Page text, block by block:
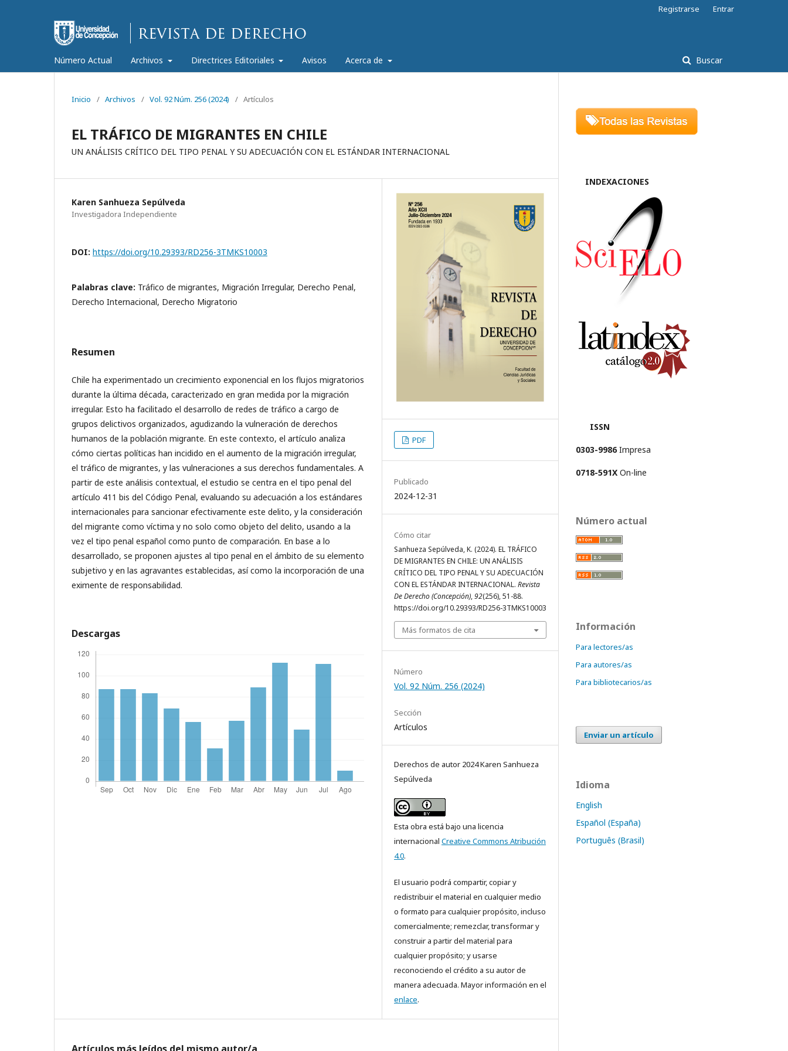
Número Actual Archivos Directrices Editoriales Avisos Acerca de Buscar
Registrarse Entrar
Inicio / Archivos / Vol. 92 Núm. 256 (2024) / Artículos
EL TRÁFICO DE MIGRANTES EN CHILE
UN ANÁLISIS CRÍTICO DEL TIPO PENAL Y SU ADECUACIÓN CON EL ESTÁNDAR INTERNACIONAL
Karen Sanhueza Sepúlveda
Investigadora Independiente
DOI: https://doi.org/10.29393/RD256-3TMKS10003
Palabras clave: Tráfico de migrantes, Migración Irregular, Derecho Penal,
Derecho Internacional, Derecho Migratorio
Resumen
Chile ha experimentado un crecimiento exponencial en los flujos migratorios
durante la última década, caracterizado en gran medida por la migración
irregular. Esto ha facilitado el desarrollo de redes de tráfico a cargo de
grupos delictivos organizados, agudizando la vulneración de derechos
humanos de la población migrante. En este contexto, el artículo analiza
cómo ciertas políticas han incidido en el aumento de la migración irregular,
el tráfico de migrantes, y las vulneraciones a sus derechos fundamentales. A
partir de este análisis contextual, el estudio se centra en el tipo penal del
artículo 411 bis del Código Penal, evaluando su adecuación a los estándares
internacionales para sancionar efectivamente este delito, y la consideración
del migrante como víctima y no solo como objeto del delito, usando a la
vez el tipo penal español como punto de comparación. En base a lo
desarrollado, se proponen ajustes al tipo penal en el ámbito de su elemento
subjetivo y en las agravantes establecidas, así como la incorporación de una
eximente de responsabilidad.
Descargas
PDF
Publicado
2024-12-31
Cómo citar
Sanhueza Sepúlveda, K. (2024). EL TRÁFICO
DE MIGRANTES EN CHILE: UN ANÁLISIS
CRÍTICO DEL TIPO PENAL Y SU ADECUACIÓN
CON EL ESTÁNDAR INTERNACIONAL. Revista
De Derecho (Concepción),92(256), 51-88.
https://doi.org/10.29393/RD256-3TMKS10003
Más formatos de cita
Número
Vol. 92 Núm. 256 (2024)
Sección
Artículos
Derechos de autor 2024 Karen Sanhueza
Sepúlveda
Esta obra está bajo una licencia
internacional Creative Commons Atribución
4.0.
El usuario podrá compartir, copiar y
redistribuir el material en cualquier medio
o formato para cualquier propósito, incluso
comercialmente; remezclar, transformar y
construir a partir del material para
cualquier propósito; y usarse
reconociendo el crédito a su autor de
manera adecuada. Mayor información en el
enlace.
INDEXACIONES
ISSN
0303-9986Impresa
0718-591X On-line
Número actual
Información
Para lectores/as
Para autores/as
Para bibliotecarios/as
Enviar un artículo
Idioma
English
Español (España)
Português (Brasil)